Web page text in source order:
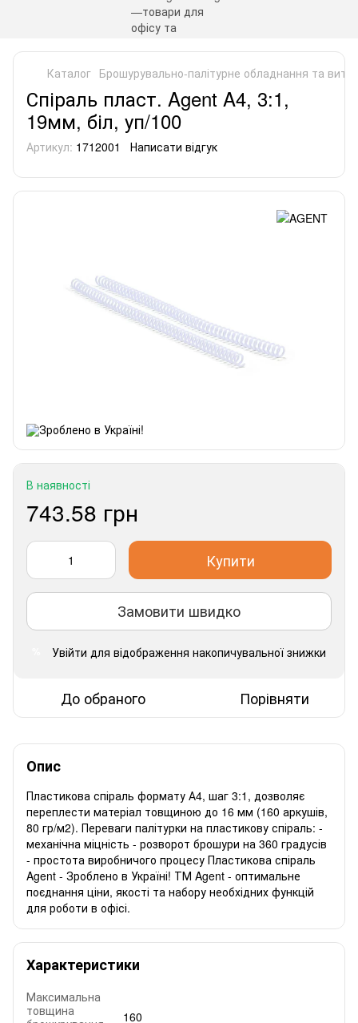
Каталог Брошурувально-палітурне обладнання та
Спіраль пласт. Agent A4, 3:1,
19мм, біл, уп/100
Артикул: 1712001 Написати відгук
В наявності
743.58 грн
Купити
Замовити швидко
Увійти для відображення накопичувальної знижки
До обраного Порівняти
Опис
Пластикова спіраль формату А4, шаг 3:1, дозволяє
переплести матеріал товщиною до 16 мм (160 аркушів,
80 гр/м2). Переваги палітурки на пластикову спіраль: -
механічна міцність - розворот брошури на 360 градусів
- простота виробничого процесу Пластикова спіраль
Agent - Зроблено в Україні! ТМ Agent - оптимальне
поєднання ціни, якості та набору необхідних функцій
для роботи в офісі.
Характеристики
Максимальна
товщина
160